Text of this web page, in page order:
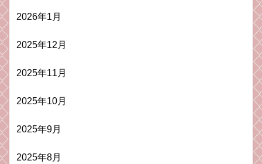
2026年1月
2025年12月
2025年11月
2025年10月
2025年9月
2025年8月